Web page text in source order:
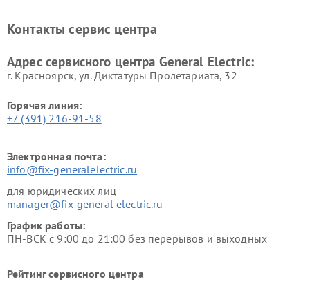
Electric
General Electric
Контакты сервис центра
Адрес сервисного центра General Electric:
г. Красноярск, ул. Диктатуры Пролетариата, 32
Горячая линия:
+7 (391) 216-91-58
Электронная почта:
info@fix-generalelectric.ru
для юридических лиц
manager@fix-general electric.ru
График работы:
ПН-ВСК с 9:00 до 21:00 без перерывов и выходных
Рейтинг сервисного центра